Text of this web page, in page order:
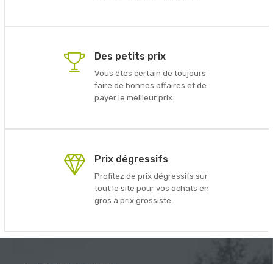
Des petits prix
Vous êtes certain de toujours
faire de bonnes affaires et de
payer le meilleur prix.
Prix dégressifs
Profitez de prix dégressifs sur
tout le site pour vos achats en
gros à prix grossiste.